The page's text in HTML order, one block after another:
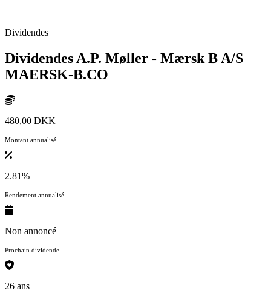
Dividendes
Dividendes A.P. Møller - Mærsk B A/S
MAERSK-B.CO
480,00 DKK
Montant annualisé
2.81%
Rendement annualisé
Non annoncé
Prochain dividende
26 ans